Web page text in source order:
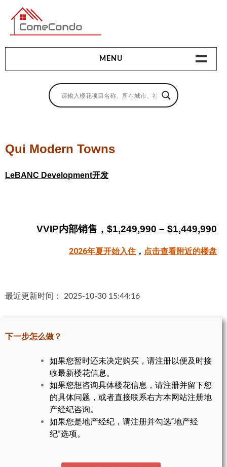
多伦多最新最全的楼花搜索引擎
MENU
地产相关
卖房指南
贷款指南
楼花大全
楼花地图
楼花转让专区
多伦多市中心楼花项目
怡陶碧谷社区介绍
怡陶碧谷楼花项目
北约克楼花项目
世嘉堡楼花项目
Qui Modern Towns
LeBANC Development开发
VVIP内部销售，$1,249,990 – $1,449,990
2026年夏开始入住 ， 点击查看附近的楼盘
最近更新时间： 2025-10-30 15:44:16
下一步怎么做？
如果您暂时还未决定购买，请注册以便及时接
收最新楼花信息。
如果您想咨询具体楼花信息，请注册并留下您
的具体问题，或者直接联系右方本网站注册地
产经纪咨询。
如果您是地产经纪，请注册并勾选“地产经
纪”选项。